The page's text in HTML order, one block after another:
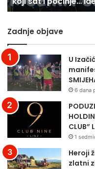
počinje…
Zadnje objave
U
6 dana
CLUB”
1
Heroji
zlatni